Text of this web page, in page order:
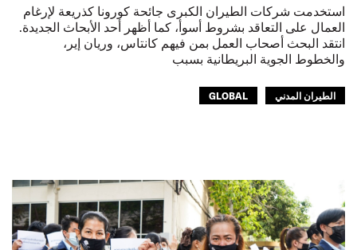
استخدمت شركات الطيران الكبرى جائحة كورونا كذريعة لإرغام
العمال على التعاقد بشروط أسوأ، كما أظهر أحد الأبحاث الجديدة.
انتقد البحث أصحاب العمل بمن فيهم كانتاس، وريان إير،
والخطوط الجوية البريطانية بسبب
الطيران المدني GLOBAL